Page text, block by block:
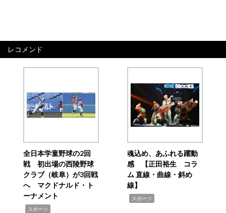
レコメンド
全日本学童野球の2回
戦 初出場の西陵野球
クラブ（岐阜）が3回戦
へ マクドナルド・ト
ーナメント
スポーツ
魂込め、あふれる躍動
感 【正田裕生 コラ
ム 直線・曲線・斜め
線】
スポーツ